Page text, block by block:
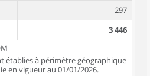
297
3 446
établies à périmètre géographique
en vigueur au 01/01/2026.